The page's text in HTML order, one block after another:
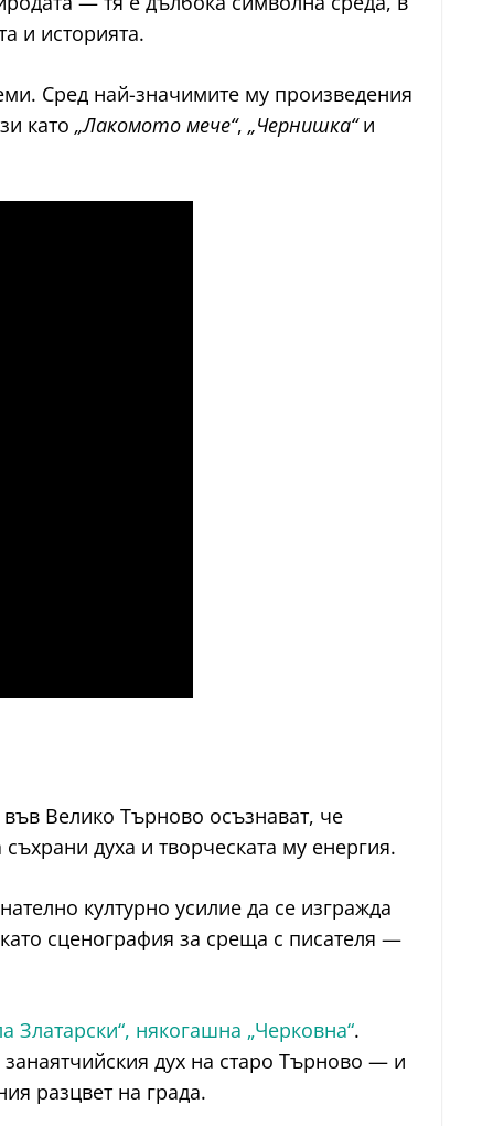
и историята.
Сред най-значимите му произведения
като „Лакомото мече“, „Чернишка“и
във Велико Търново осъзнават, че
духа и творческата му енергия.
културно усилие да се изгражда
сценография за среща с писателя —
Златарски“, някогашна „Черковна“.
дух на старо Търново — и
разцвет на града.